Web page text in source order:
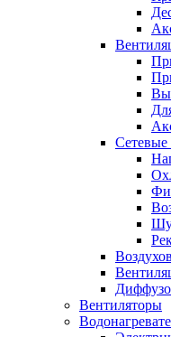
Сетевые
Вентиляторы